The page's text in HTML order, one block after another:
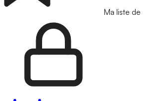
Ma liste de